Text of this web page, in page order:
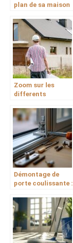
plan de sa maison
Zoom sur les
differents
d’isolation
Démontage de
porte coulissante :
selon les
fabricants